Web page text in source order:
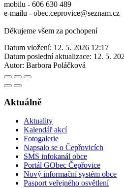
mobilu - 606 630 489
e-mailu - obec.ceprovice@seznam.cz
Děkujeme všem za pochopení
Datum vložení: 12. 5. 2026 12:17
Datum poslední aktualizace: 12. 5.
Autor: Barbora Poláčková
Aktuálně
Aktuality
Kalendář akcí
Fotogalerie
Napsalo se o Čepřovicích
SMS infokanál obce
Portál GObec Čepřovice
Nový informační systém obce
Pasport veřejného osvětlení